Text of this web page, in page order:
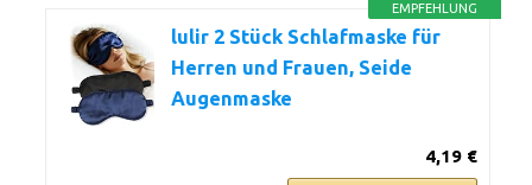
EMPFEHLUNG
lulir 2 Stück Schlafmaske für
Herren und Frauen, Seide
Augenmaske
4,19 €